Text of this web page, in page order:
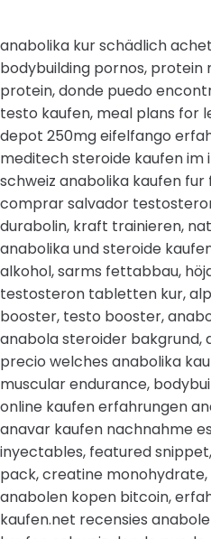
anabolika kur schädlich
bodybuilding pornos, protein
protein, donde puedo
testo kaufen, meal plans for
depot 250mg eifelfango
meditech steroide kaufen
schweiz anabolika kaufen
comprar salvador
durabolin, kraft trainieren,
anabolika und steroide
alkohol, sarms fettabbau,
testosteron tabletten kur,
booster, testo booster,
anabola steroider
precio welches anabolika
muscular endurance,
online kaufen erfahrungen
anavar kaufen nachnahme
inyectables, featured
pack, creatine
anabolen kopen bitcoin,
kaufen.net recensies